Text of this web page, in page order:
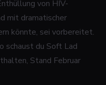
von HIV-
mit dramatischer
könnte, sei vorbereitet.
schaust du Soft Lad
Stand Februar